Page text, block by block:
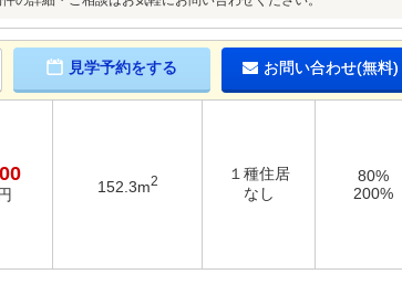
見学予約をする お問い合わせ(無料)
152.3m2
１種住居
なし
80%
200%